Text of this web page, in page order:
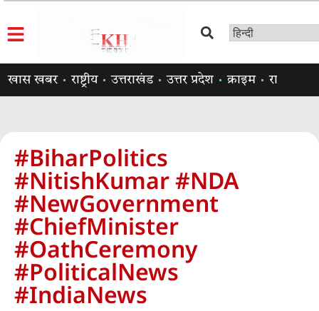
खास खबर राष्ट्रीय उत्तराखंड उत्तर प्रदेश क्राइम राजनीति
#BiharPolitics
#NitishKumar #NDA
#NewGovernment
#ChiefMinister
#OathCeremony
#PoliticalNews
#IndiaNews